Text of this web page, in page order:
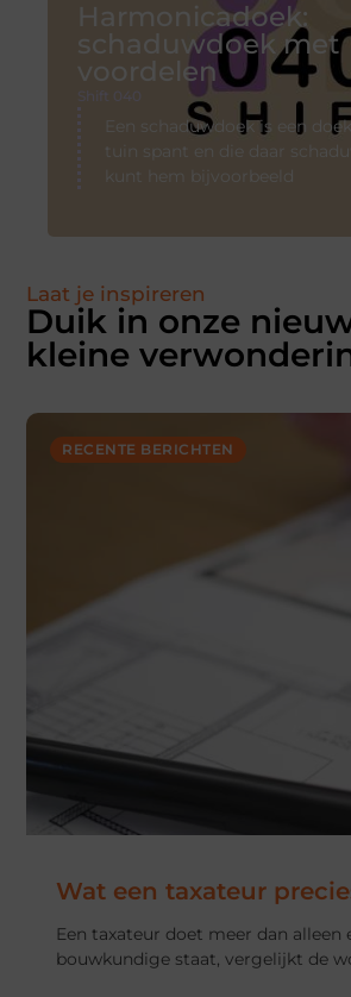
Harmonicadoek:
schaduwdoek met
voordelen
Shift 040
Een schaduwdoek is een
tuin spant en die daar
kunt hem bijvoorbeeld
Laat je inspireren
Duik in onze
kleine
RECENTE BERICHTEN
Wat een taxateur
Een taxateur doet meer dan
bouwkundige staat, vergelijkt de